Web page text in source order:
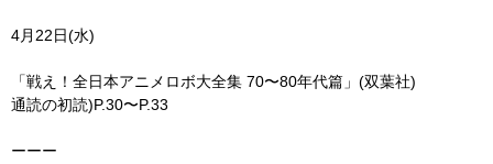
4月22日(水)
「戦え！全日本アニメロボ大全集 70〜80年代篇」(双葉社)
通読の初読)P.30〜P.33
ーーー